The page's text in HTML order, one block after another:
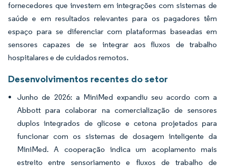
fornecedores que investem em integrações com sistemas de
saúde e em resultados relevantes para os pagadores têm
espaço para se diferenciar com plataformas baseadas em
sensores capazes de se integrar aos fluxos de trabalho
hospitalares e de cuidados remotos.
Desenvolvimentos recentes do setor
Junho de 2026: a MiniMed expandiu seu acordo com a
Abbott para colaborar na comercialização de sensores
duplos integrados de glicose e cetona projetados para
funcionar com os sistemas de dosagem inteligente da
MiniMed. A cooperação indica um acoplamento mais
estreito entre sensoriamento e fluxos de trabalho de